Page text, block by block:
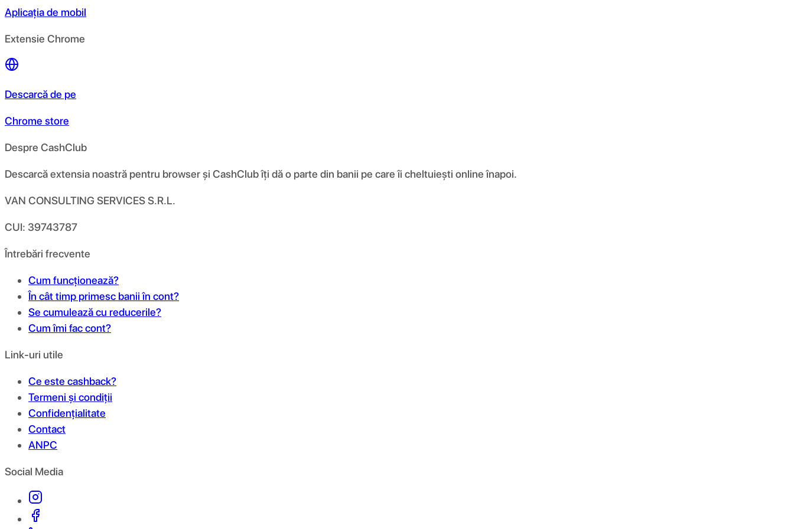
Aplicația de mobil
Extensie Chrome
Descarcă de pe
Chrome store
Despre CashClub
Descarcă extensia noastră pentru browser și CashClub îți dă o parte din banii pe care îi cheltuiești online înapoi.
VAN CONSULTING SERVICES S.R.L.
CUI: 39743787
Întrebări frecvente
Cum funcționează?
În cât timp primesc banii în cont?
Se cumulează cu reducerile?
Cum îmi fac cont?
Link-uri utile
Ce este cashback?
Termeni și condiții
Confidențialitate
Contact
ANPC
Social Media